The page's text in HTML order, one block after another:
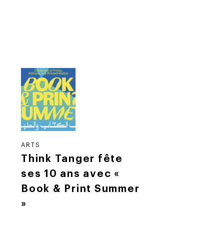
ARTS
Think Tanger fête
ses 10 ans avec «
Book & Print Summer
»